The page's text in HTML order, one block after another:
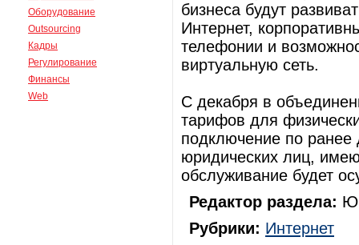
Оборудование
Outsourcing
Кадры
Регулирование
Финансы
Web
бизнеса будут
Интернет,
телефонии и
виртуальную сеть.
С декабря в
тарифов для
подключение по
юридических лиц,
обслуживание будет
Редактор раздела:
Рубрики: Интернет